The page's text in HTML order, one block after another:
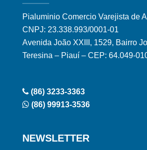
Pialuminio Comercio Varejista de
CNPJ: 23.338.993/0001-01
Avenida João XXIII, 1529, Bairro
Teresina – Piauí – CEP: 64.049-
(86) 3233-3363
(86) 99913-3536
NEWSLETTER